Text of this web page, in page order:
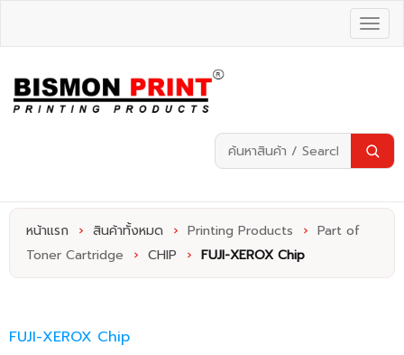
หน้าแรก › สินค้าทั้งหมด › Printing Products › Part of
Toner Cartridge
› CHIP › FUJI-XEROX Chip
FUJI-XEROX Chip